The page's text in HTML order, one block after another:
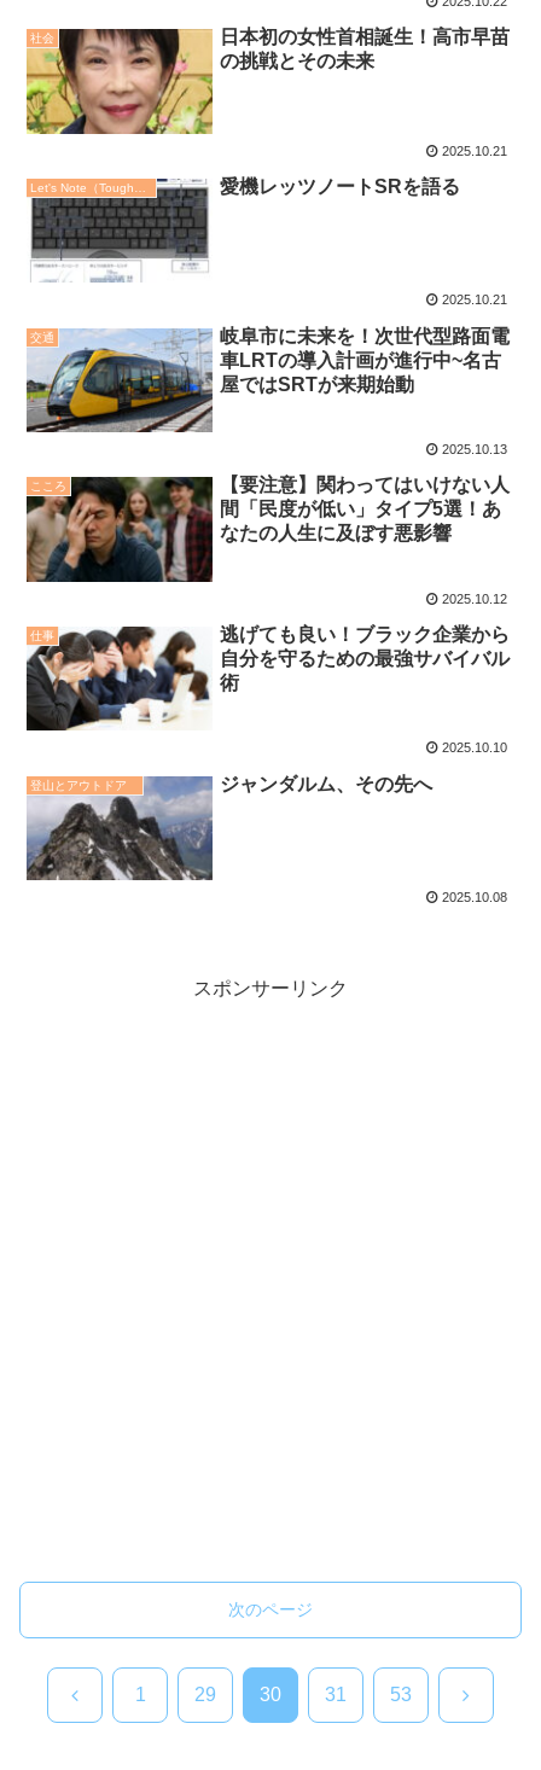
社会
日本初の女性首相誕生！高市早苗
の挑戦とその未来
2025.10.21
愛機レッツノートSRを語る
2025.10.21
交通
岐阜市に未来を！次世代型路面電
車LRTの導入計画が進行中~名古
屋ではSRTが来期始動
2025.10.13
こころ
【要注意】関わってはいけない人
間「民度が低い」タイプ5選！あ
なたの人生に及ぼす悪影響
2025.10.12
仕事
逃げても良い！ブラック企業から
自分を守るための最強サバイバル
術
2025.10.10
登山とアウトドア ジャンダルム、その先へ
2025.10.08
スポンサーリンク
次のページ
前 1 29 30 31 53 次